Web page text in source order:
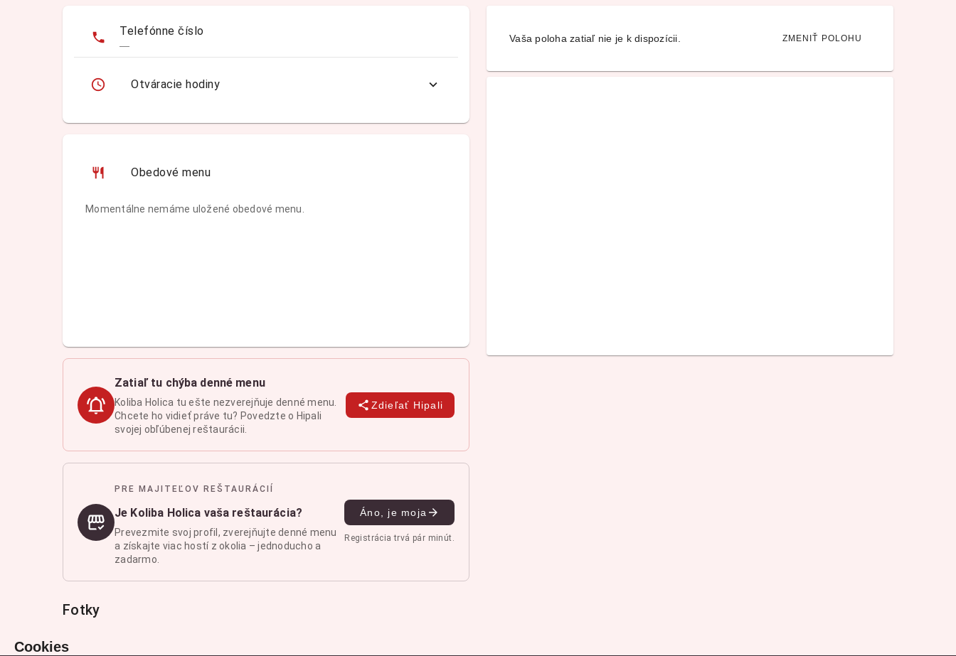
Telefónne číslo
—
Otváracie hodiny
Obedové menu
Momentálne nemáme uložené obedové menu.
Zatiaľ tu chýba denné menu
Koliba Holica tu ešte nezverejňuje denné menu.
Chcete ho vidieť práve tu? Povedzte o Hipali
svojej obľúbenej reštaurácii.
Zdieľať Hipali
PRE MAJITEĽOV REŠTAURÁCIÍ
Je Koliba Holica vaša reštaurácia?
Prevezmite svoj profil, zverejňujte denné menu
a získajte viac hostí z okolia – jednoducho a
zadarmo.
Áno, je moja
Registrácia trvá pár minút.
Vaša poloha zatiaľ nie je k dispozícii. ZMENIŤ POLOHU
Fotky
Cookies